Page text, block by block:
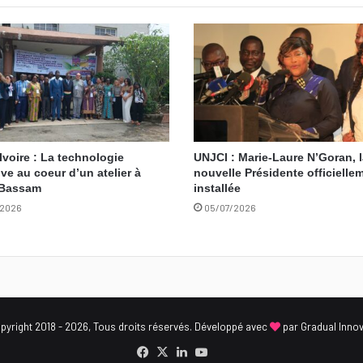
: La technologie
au coeur d’un atelier à
UNJCI : Marie-Laure N’Goran,
nouvelle Présidente
installée
05/07/2026
2018 - 2026, Tous droits réservés. Développé avec par Gradual
FacebookLinkedinYouTube